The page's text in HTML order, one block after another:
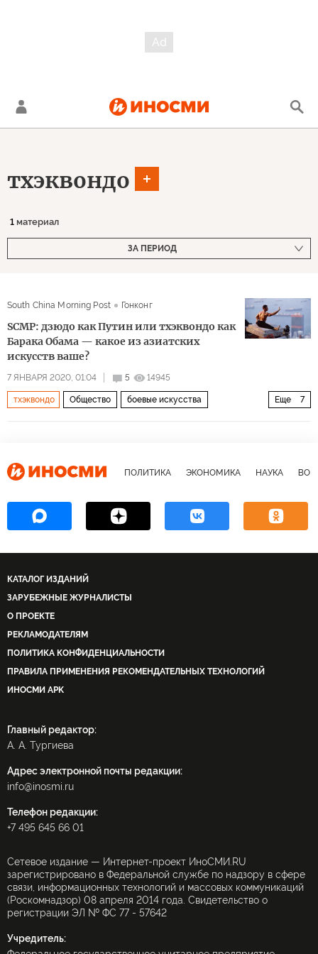
тхэквондо
1 материал
ЗА ПЕРИОД
South China Morning Post Гонконг
SCMP: дзюдо как Путин или тхэквондо как
Барака Обама — какое из азиатских
искусств ваше?
7 ЯНВАРЯ 2020, 01:04 5 14945
Еще 7
тхэквондо Общество боевые искусства
Здоровый образ жизни ПОЛИТИКА ЭКОНОМИКА НАУКА
КАТАЛОГ ИЗДАНИЙ
ЗАРУБЕЖНЫЕ ЖУРНАЛИСТЫ
О ПРОЕКТЕ
РЕКЛАМОДАТЕЛЯМ
ПОЛИТИКА КОНФИДЕНЦИАЛЬНОСТИ
ПРАВИЛА ПРИМЕНЕНИЯ РЕКОМЕНДАТЕЛЬНЫХ ТЕХНОЛОГИЙ
ИНОСМИ APK
Главный редактор:
А. А. Тургиева
Адрес электронной почты редакции:
info@inosmi.ru
Телефон редакции:
+7 495 645 66 01
Сетевое издание — Интернет-проект ИноСМИ.RU
зарегистрировано в Федеральной службе по надзору в сфере
связи, информационных технологий и массовых коммуникаций
(Роскомнадзор) 08 апреля 2014 года. Свидетельство о
регистрации ЭЛ № ФС 77 - 57642
Учредитель: